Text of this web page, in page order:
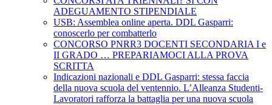
ADEGUAMENTO STIPENDIALE
USB: Assemblea online aperta. DDL Gasparri:
conoscerlo per combatterlo
CONCORSO PNRR3 DOCENTI SECONDARIA I e
II GRADO … PREPARIAMOCI ALLA PROVA
SCRITTA
Indicazioni nazionali e DDL Gasparri: stessa faccia
della nuova scuola del ventennio. L’Alleanza Studenti-
Lavoratori rafforza la battaglia per una nuova scuola